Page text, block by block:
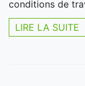
conditions de
LIRE LA SUITE